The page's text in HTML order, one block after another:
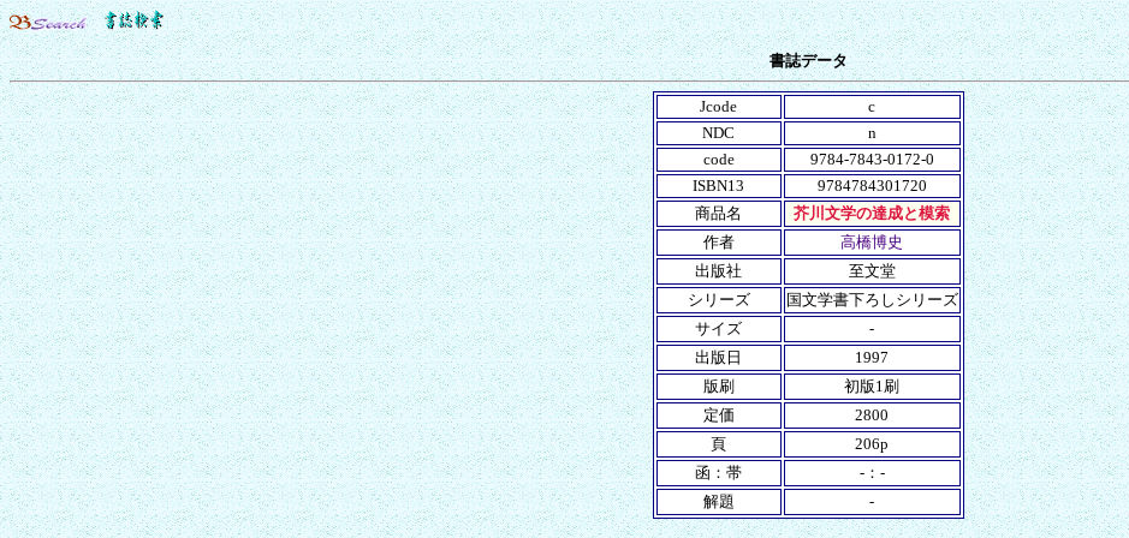
書誌データ
Jcode
c
NDC
n
code
9784-7843-0172-0
ISBN13
9784784301720
商品名
芥川文学の達成と模索
作者
高橋博史
出版社
至文堂
シリーズ
国文学書下ろしシリーズ
サイズ
-
出版日
1997
版刷
初版1刷
定価
2800
頁
206p
函：帯
-：-
解題
-